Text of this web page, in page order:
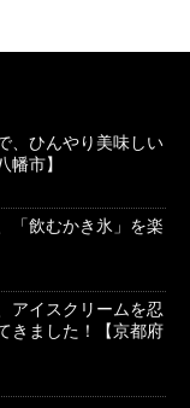
、ひんやり美味しい
市】
「飲むかき氷」を楽
アイスクリームを忍
きました！【京都府